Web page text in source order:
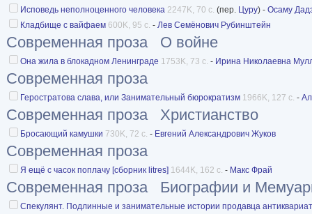
Исповедь неполноценного человека 2247K, 70 с. (пер. Цуру) - Осаму
Кладбище с вайфаем 600K, 95 с. - Лев Семёнович Рубинштейн
Современная проза О войне
Она жила в блокадном Ленинграде 1753K, 73 с. - Ирина Николаевна
Современная проза
Геростратова слава, или Занимательный бюрократизм 1966K, 127 с. -
Современная проза Христианство
Бросающий камушки 730K, 72 с. - Евгений Александрович Жуков
Современная проза
Я ещё с часок поплачу [сборник litres] 1644K, 162 с. - Макс Фрай
Современная проза Биографии и
Спекулянт. Подлинные и занимательные истории продавца